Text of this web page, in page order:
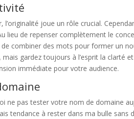
l’originalité joue un rôle crucial.
lieu de repenser complètement le
de combiner des mots pour former un
mais gardez toujours à l’esprit la clarté
immédiate pour votre audience.
ne pas tester votre nom de domaine
tendance à rester dans ma bulle sans